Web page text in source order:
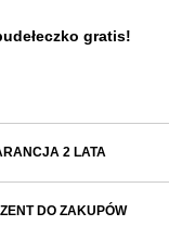
gratis!
2 LATA
DO ZAKUPÓW